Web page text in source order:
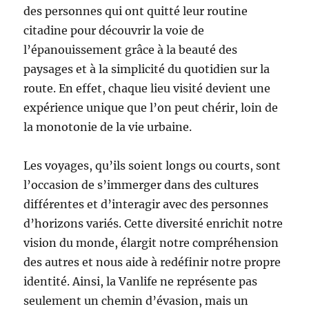
des personnes qui ont quitté leur routine
citadine pour découvrir la voie de
l’épanouissement grâce à la beauté des
paysages et à la simplicité du quotidien sur la
route. En effet, chaque lieu visité devient une
expérience unique que l’on peut chérir, loin de
la monotonie de la vie urbaine.
Les voyages, qu’ils soient longs ou courts, sont
l’occasion de s’immerger dans des cultures
différentes et d’interagir avec des personnes
d’horizons variés. Cette diversité enrichit notre
vision du monde, élargit notre compréhension
des autres et nous aide à redéfinir notre propre
identité. Ainsi, la Vanlife ne représente pas
seulement un chemin d’évasion, mais un